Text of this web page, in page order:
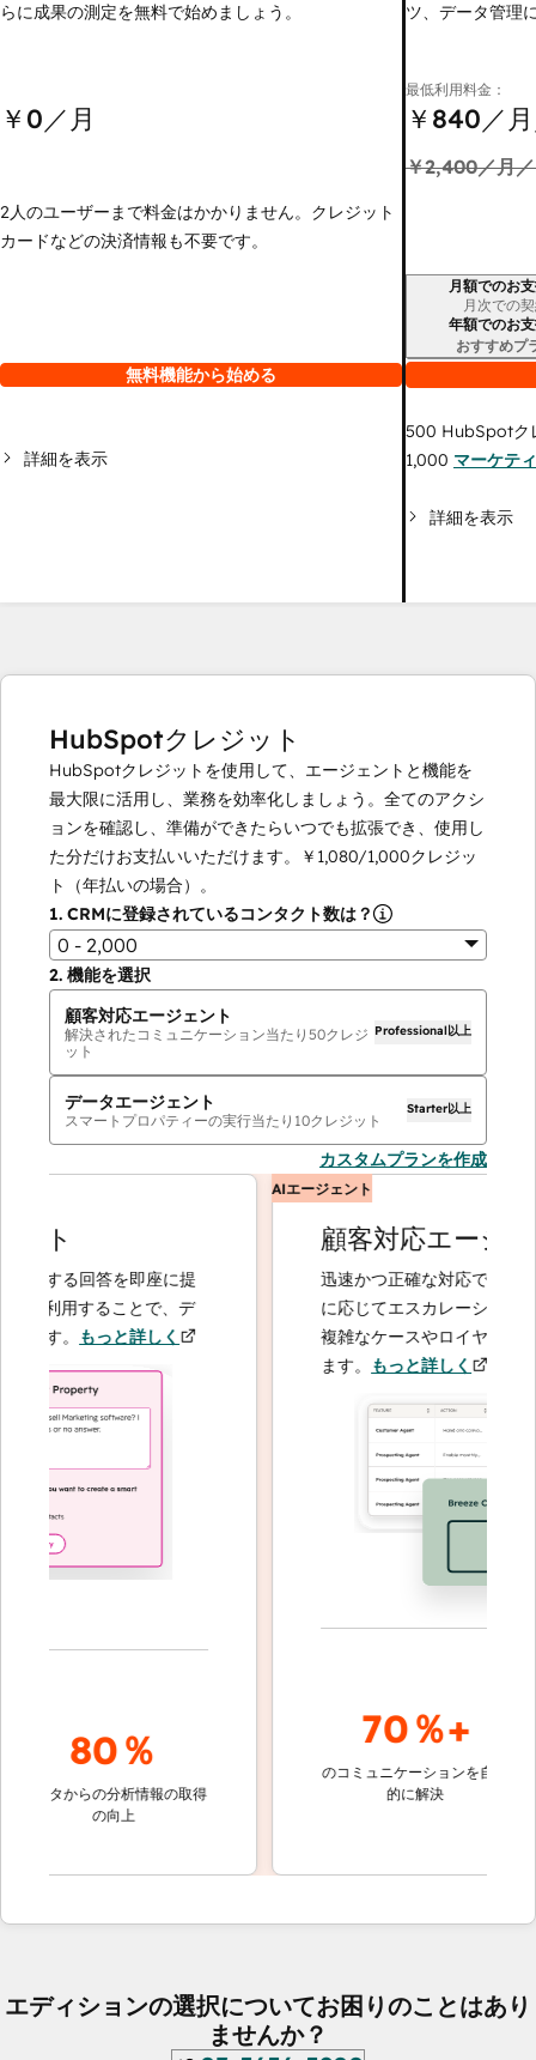
らに成果の測定を無料で始めましょう。
￥0／月
2人のユーザーまで料金はかかりません。クレジット
カードなどの決済情報も不要です。
無料機能から始める
詳細を表示
ツ、データ管理
最低利用料金：
￥840／
￥2,400／月
請求期間月額でのお
月次での
年額でのお
おすすめプ
500 HubSpotク
1,000 マーケテ
詳細を表示
HubSpotクレジット
HubSpotクレジットを使用して、エージェントと機能を
最大限に活用し、業務を効率化しましょう。全てのアクシ
ョンを確認し、準備ができたらいつでも拡張でき、使用し
た分だけお支払いいただけます。
￥1,080/1,000クレジッ
ト（年払いの場合）。
1. CRMに登録されているコンタクト数は？
0 - 2,000
2. 機能を選択
顧客対応エージェント
解決されたコミュニケーション当たり 50クレジ
ット
Professional以上
データエージェント
スマートプロパティーの実行当たり 10クレジット
Starter以上
カスタムプランを作成
する回答を即座に提
利用することで、デ
もっと詳しく
80％
タからの分析情報の取得
の向上
AIエージェント
顧客対応エージェン
迅速かつ正確な対応で問い合わ
に応じてエスカレーションする
複雑なケースやロイヤルティー
ます。もっと詳しく
70％+
のコミュニケーションを自動
的に解決
顧客対
エディションの選択についてお困りのことはあり
ませんか？